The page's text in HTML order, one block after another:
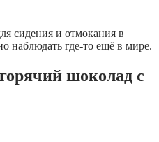
сидения и отмокания в
наблюдать где-то ещё в мире.
шоколад с